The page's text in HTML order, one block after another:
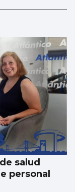
del
salud
personal